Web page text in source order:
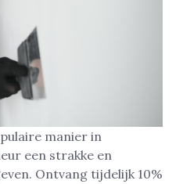
manier in
een strakke en
Ontvang tijdelijk 10%